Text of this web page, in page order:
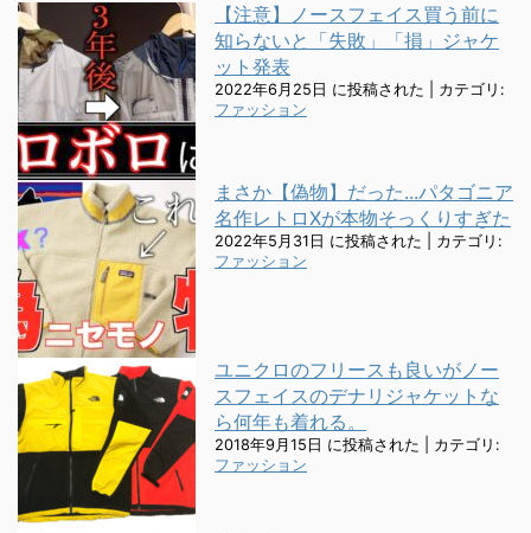
【注意】ノースフェイス買う前に
知らないと「失敗」「損」ジャケ
ット発表
2022年6月25日 に投稿された
カテゴリ:
ファッション
まさか【偽物】だった...パタゴニア
名作レトロXが本物そっくりすぎた
2022年5月31日 に投稿された
カテゴリ:
ファッション
ユニクロのフリースも良いがノー
スフェイスのデナリジャケットな
ら何年も着れる。
2018年9月15日 に投稿された
カテゴリ:
ファッション